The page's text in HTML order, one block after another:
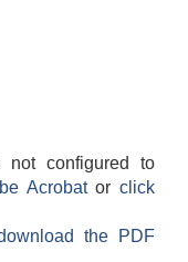
not configured to
Acrobatorclick
the PDF